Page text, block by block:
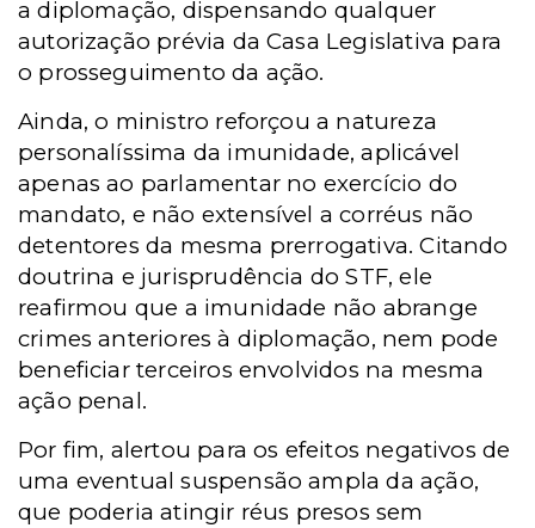
a diplomação, dispensando qualquer
autorização prévia da Casa Legislativa para
o prosseguimento da ação.
Ainda, o ministro reforçou a natureza
personalíssima da imunidade, aplicável
apenas ao parlamentar no exercício do
mandato, e não extensível a corréus não
detentores da mesma prerrogativa. Citando
doutrina e jurisprudência do STF, ele
reafirmou que a imunidade não abrange
crimes anteriores à diplomação, nem pode
beneficiar terceiros envolvidos na mesma
ação penal.
Por fim, alertou para os efeitos negativos de
uma eventual suspensão ampla da ação,
que poderia atingir réus presos sem